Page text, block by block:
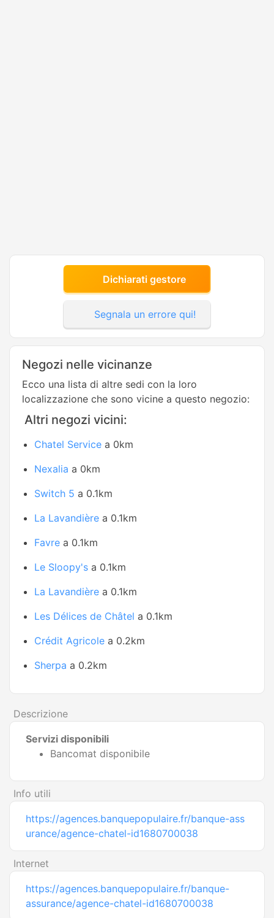
Dichiarati gestore
Segnala un errore qui!
Negozi nelle vicinanze
Ecco una lista di altre sedi con la loro
localizzazione che sono vicine a questo negozio:
Altri negozi vicini:
Chatel Service a 0km
Nexalia a 0km
Switch 5 a 0.1km
La Lavandière a 0.1km
Favre a 0.1km
Le Sloopy's a 0.1km
La Lavandière a 0.1km
Les Délices de Châtel a 0.1km
Crédit Agricole a 0.2km
Sherpa a 0.2km
Descrizione
Servizi disponibili
Bancomat disponibile
Info utili
https://agences.banquepopulaire.fr/banque-ass
urance/agence-chatel-id1680700038
Internet
https://agences.banquepopulaire.fr/banque-
assurance/agence-chatel-id1680700038